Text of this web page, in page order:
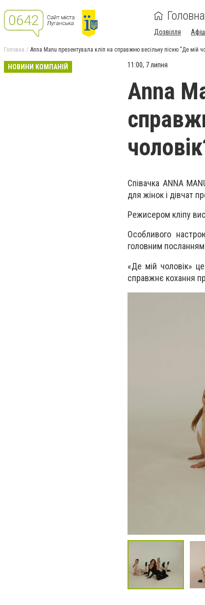
Головна
Дозвілля
Головна Anna Manu презентувала кліп на справжню весільну пісню "Де мій
НОВИНИ КОМПАНІЙ 11:00, 7 липня
Anna
Співачка ANNA
для жінок і дівчат
Режисером кліпу
Особливого
головним посланням
«Де мій чоловік»
справжнє кохання